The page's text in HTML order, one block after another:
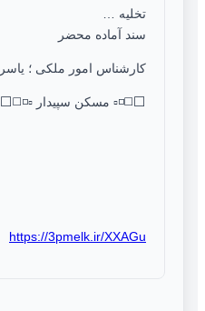
تخلیه …
سند آماده محضر
کارشناس امور ملکی ؛ یاسر
⬜️◻️◽️▫️ مسکن سپیدار ▫️◽️◻️⬜️
https://3pmelk.ir/XXAGu